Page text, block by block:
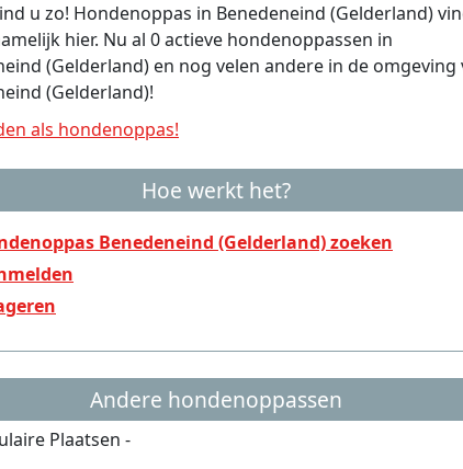
u zo! Hondenoppas in Benedeneind (Gelderland)
hier. Nu al 0 actieve hondenoppassen in
(Gelderland) en nog velen andere in de omgeving
(Gelderland)!
als hondenoppas!
Hoe werkt het?
Benedeneind (Gelderland) zoeken
Andere hondenoppassen
Plaatsen -